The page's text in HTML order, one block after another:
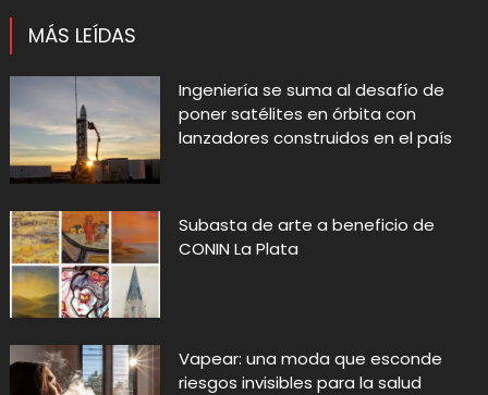
MÁS LEÍDAS
Ingeniería se suma al desafío de
poner satélites en órbita con
lanzadores construidos en el país
Subasta de arte a beneficio de
CONIN La Plata
Vapear: una moda que esconde
riesgos invisibles para la salud